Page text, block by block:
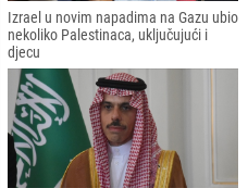
Izrael u novim napadima na Gazu ubio
nekoliko Palestinaca, uključujući i
djecu